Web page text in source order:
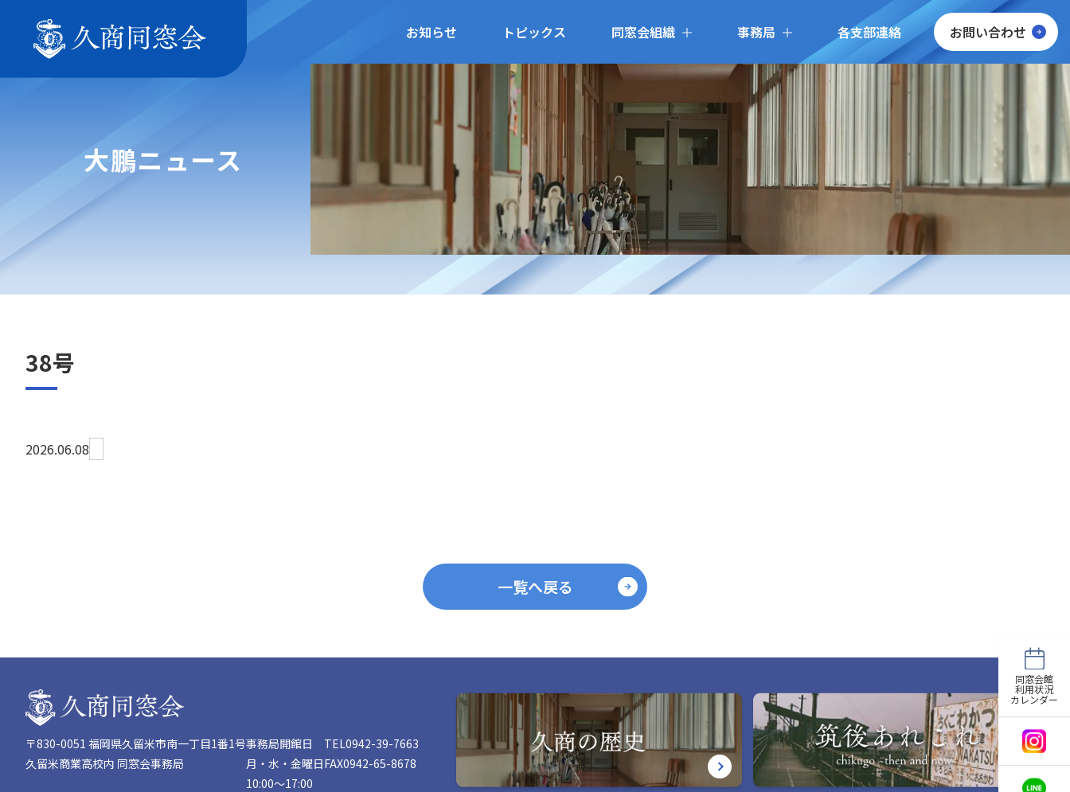
同窓会館
利用状況
カレンダー
お知らせ トピックス 同窓会組織 事務局 各支部連絡 お問い合わせ
大鵬ニュース
38号
2026.06.08
一覧へ戻る
〒830-0051 福岡県久留米市南一丁目1番1号
久留米商業高校内 同窓会事務局
事務局開館日
月・水・金曜日
10:00〜17:00
TEL0942-39-7663
FAX0942-65-8678